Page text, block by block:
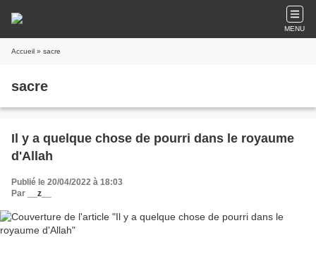
MENU
Accueil » sacre
sacre
Il y a quelque chose de pourri dans le royaume
d'Allah
Publié le 20/04/2022 à 18:03
Par
__z__